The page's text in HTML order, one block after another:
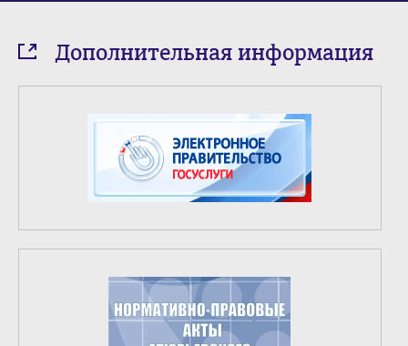
Дополнительная информация